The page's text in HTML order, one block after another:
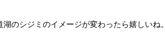
のシジミのイメージが変わったら嬉しいね。